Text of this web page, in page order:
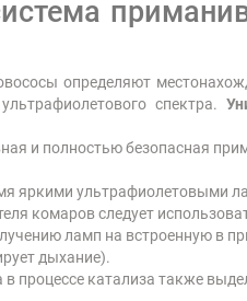
определяют
спектра.
и полностью безопасная
яркими ультрафиолетовыми
комаров следует
ламп на встроенную в
дыхание).
в процессе катализа также